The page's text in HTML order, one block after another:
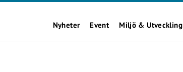
Nyheter Event Miljö & Utveckling